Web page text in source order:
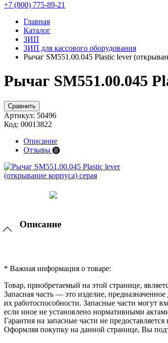
+7 (800) 775-89-21
Главная
Каталог
ЗИП
ЗИП для кассового оборудования
Рычаг SM551.00.045 Plastic lever
Рычаг SM551.00.045
Сравнить
Артикул: 50496
Код: 00013822
Описание
Отзывы 0
Описание
* Важная информация о товаре:
Товар, приобретаемый на этой странице,
Запасная часть — это изделие,
их работоспособности. Запасные части могут
если иное не установлено нормативными
Гарантия на запасные части не
Оформляя покупку на данной странице, Вы